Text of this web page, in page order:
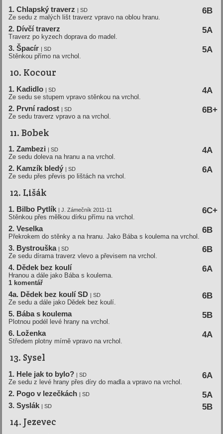
1. Chlapský traverz | SD 6B
Ze sedu z malých lišt traverz vpravo na oblou hranu.
2. Dívčí traverz 5A
Traverz po kyzech doprava do madel.
3. Špacír | SD 5A
Stěnkou přímo na vrchol.
10. Kocour
1. Kadidlo | SD 4A
Ze sedu se stupem vpravo stěnkou na vrchol.
2. První radost | SD 6B+
Ze sedu traverz vpravo a na vrchol.
11. Bobek
1. Zambezi | SD 4A
Ze sedu doleva na hranu a na vrchol.
2. Kamzík bledý | SD 6A
Ze sedu přes převis po lištách na vrchol.
12. Lišák
1. Bilbo Pytlík | J. Zámečník 2011-11 6C+
Stěnkou přes mělkou dírku přímu na vrchol.
2. Veselka 6B
Překrokem do stěnky a na hranu. Jako Bába s koulema na vrchol.
3. Bystrouška | SD 6B
Ze sedu dírama traverz vlevo a převisem na vrchol.
4. Dědek bez koulí 6A
Hranou a dále jako Bába s koulema.
1 komentář
4a. Dědek bez koulí SD | SD 6B
Ze sedu a dále jako Dědek bez koulí.
5. Bába s koulema 5B
Plotnou podél levé hrany na vrchol.
6. Loženka 4A
Středem plotny mírně vpravo na vrchol.
13. Sysel
1. Hele jak to bylo? | SD 6A
Ze sedu z levé hrany přes díry do madla a vpravo na vrchol.
2. Pogo v lezečkách | SD 5A
3. Syslák | SD 5B
14. Jezevec